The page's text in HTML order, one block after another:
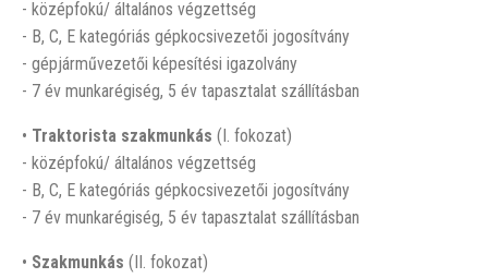
- középfokú/ általános végzettség
- B, C, E kategóriás gépkocsivezetői jogosítvány
- gépjárművezetői képesítési igazolvány
- 7 év munkarégiség, 5 év tapasztalat szállításban
• Traktorista szakmunkás (I. fokozat)
- középfokú/ általános végzettség
- B, C, E kategóriás gépkocsivezetői jogosítvány
- 7 év munkarégiség, 5 év tapasztalat szállításban
• Szakmunkás (II. fokozat)